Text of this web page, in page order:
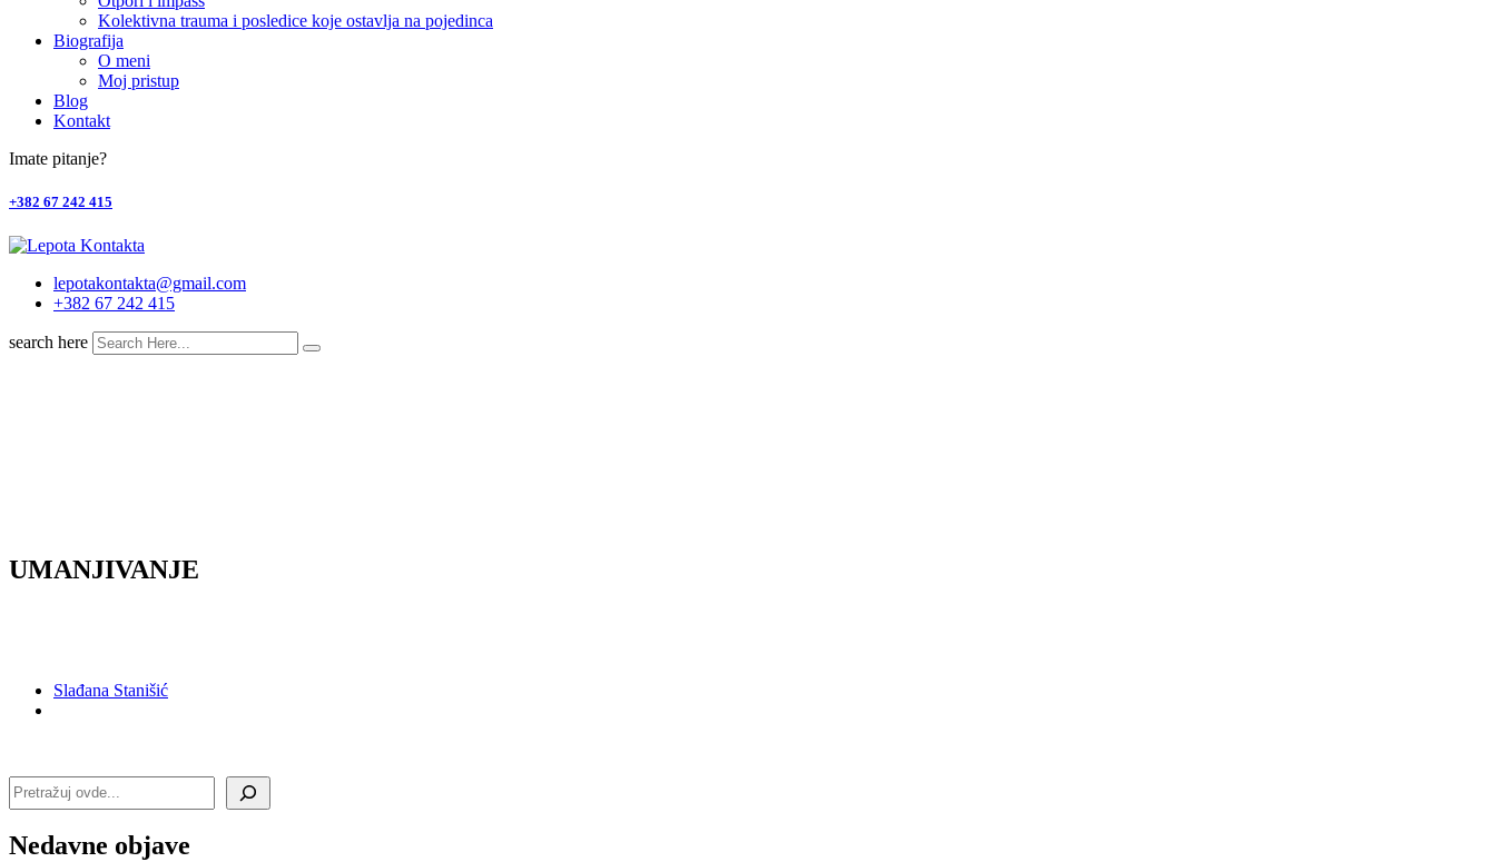
Kolektivna trauma i posledice koje ostavlja na pojedinca
Biografija
O meni
Moj pristup
Blog
Kontakt
Imate pitanje?
+382 67 242 415
lepotakontakta@gmail.com
+382 67 242 415
search here
UMANJIVANJE
Slađana Stanišić
Претрага
Nedavne objave